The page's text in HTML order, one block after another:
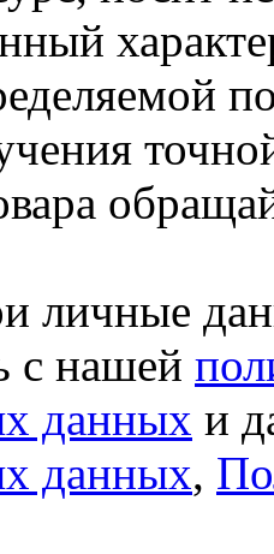
личные
с нашей
данных и
данных,